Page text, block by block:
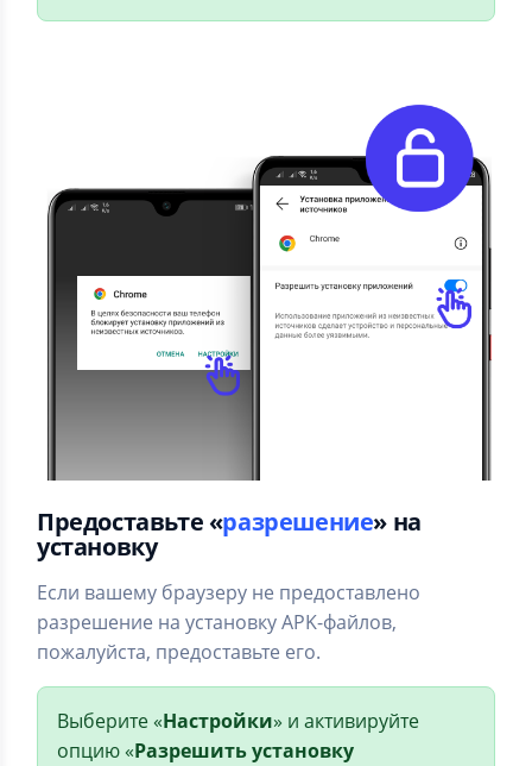
Предоставьте «разрешение» на
установку
Если вашему браузеру не предоставлено
разрешение на установку APK-файлов,
пожалуйста, предоставьте его.
Выберите «Настройки» и активируйте
опцию «Разрешить установку